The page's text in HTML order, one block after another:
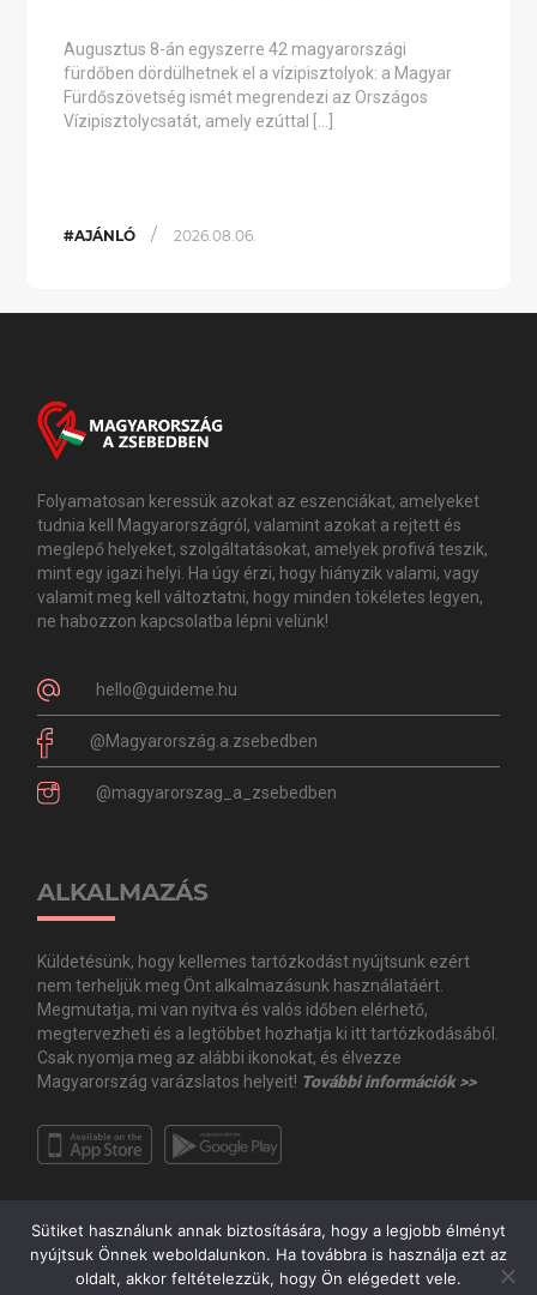
Augusztus 8-án egyszerre 42 magyarországi
fürdőben dördülhetnek el a vízipisztolyok: a Magyar
Fürdőszövetség ismét megrendezi az Országos
Vízipisztolycsatát, amely ezúttal […]
#AJÁNLÓ / 2026.08.06.
Folyamatosan keressük azokat az eszenciákat, amelyeket
tudnia kell Magyarországról, valamint azokat a rejtett és
meglepő helyeket, szolgáltatásokat, amelyek profivá teszik,
mint egy igazi helyi. Ha úgy érzi, hogy hiányzik valami, vagy
valamit meg kell változtatni, hogy minden tökéletes legyen,
ne habozzon kapcsolatba lépni velünk!
hello@guideme.hu
@Magyarország.a.zsebedben
@magyarorszag_a_zsebedben
ALKALMAZÁS
Küldetésünk, hogy kellemes tartózkodást nyújtsunk ezért
nem terheljük meg Önt alkalmazásunk használatáért.
Megmutatja, mi van nyitva és valós időben elérhető,
megtervezheti és a legtöbbet hozhatja ki itt tartózkodásából.
Csak nyomja meg az alábbi ikonokat, és élvezze
Magyarország varázslatos helyeit! További információk >>
Sütiket használunk annak biztosítására, hogy a legjobb élményt
nyújtsuk Önnek weboldalunkon. Ha továbbra is használja ezt az
oldalt, akkor feltételezzük, hogy Ön elégedett vele.